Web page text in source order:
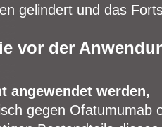
gelindert und das
vor der
angewendet werden,
gegen Ofatumumab